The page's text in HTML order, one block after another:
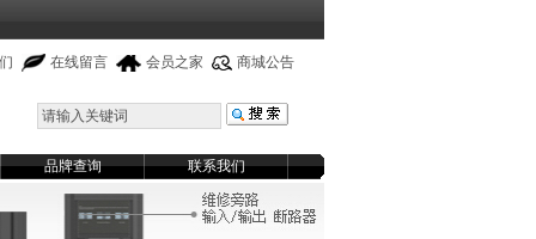
品牌查询 联系我们
在线留言 会员之家 商城公告